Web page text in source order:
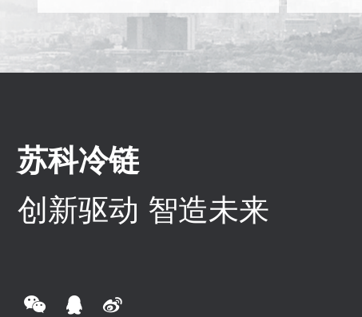
苏科冷链
创新驱动 智造未来
  